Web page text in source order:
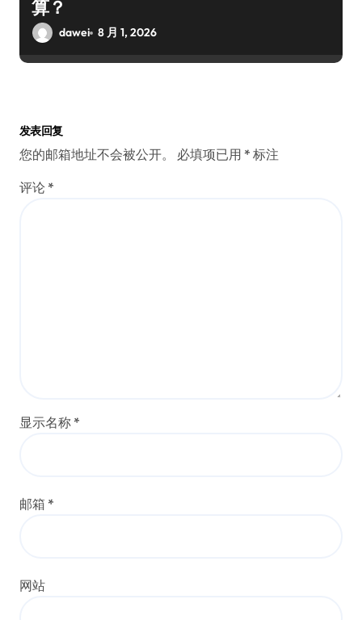
算？
dawei 8 月 1, 2026
发表回复
您的邮箱地址不会被公开。 必填项已用 * 标注
评论 *
显示名称 *
邮箱 *
网站